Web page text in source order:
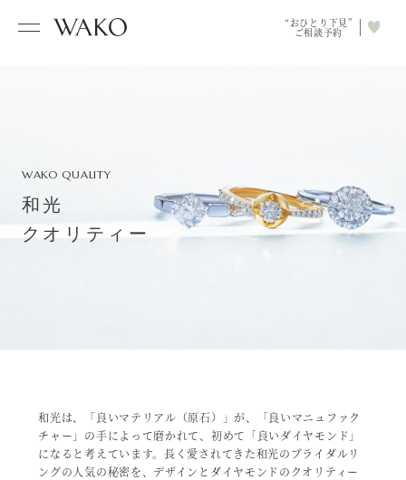
“おひとり下見”
ご相談予約
WAKO QUALITY
和光
クオリティー
和光は、「良いマテリアル（原石）」が、「良いマニュファク
チャー」の手によって磨かれて、初めて「良いダイヤモンド」
になると考えています。長く愛されてきた和光のブライダルリ
ングの人気の秘密を、デザインとダイヤモンドのクオリティー